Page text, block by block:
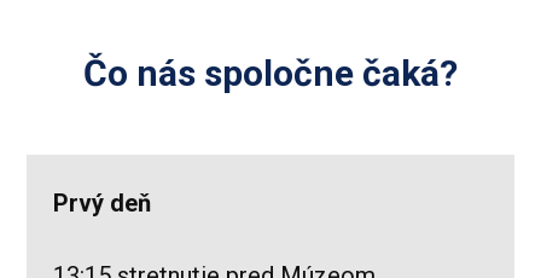
Čo nás spoločne čaká?
Prvý deň